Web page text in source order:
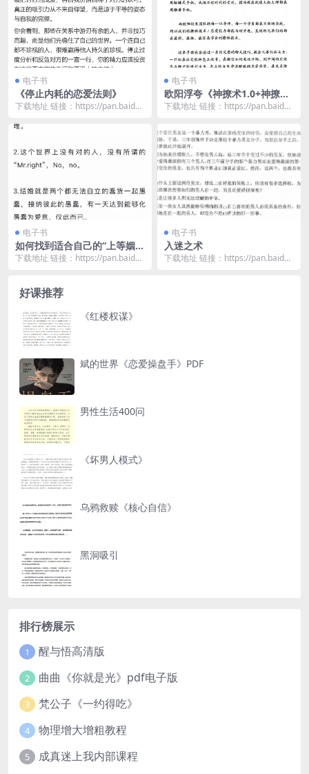
电子书
《停止内耗的恋爱法则》
下载地址 链接：https://pan.baidu.
电子书
欧阳浮夸《神撩术1.0+神撩术
2.0》
下载地址 链接：https://pan.baidu.
电子书
如何找到适合自己的“上等姻
缘”？
下载地址 链接：https://pan.baidu.
电子书
入迷之术
下载地址 链接：https://pan.baidu.
好课推荐
《红楼权谋》
斌的世界《恋爱操盘手》PDF
男性生活400问
《坏男人模式》
乌鸦救赎《核心自信》
黑洞吸引
排行榜展示
1 醒与悟高清版
2 曲曲《你就是光》pdf电子版
3 梵公子《一约得吃》
4 物理增大增粗教程
5 成真迷上我内部课程